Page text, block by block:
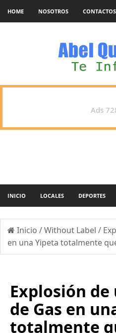
HOME NOSOTROS CONTACTOS
Ads
INICIO LOCALES DEPORTES
Inicio /Without Label /
en una Yipeta totalmente
Explosión
de Gas en
totalmente